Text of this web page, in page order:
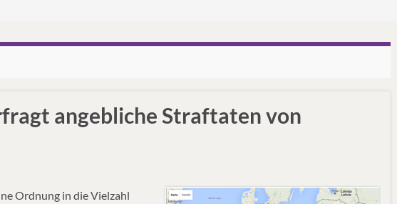
angebliche Straftaten von
Ordnung in die Vielzahl